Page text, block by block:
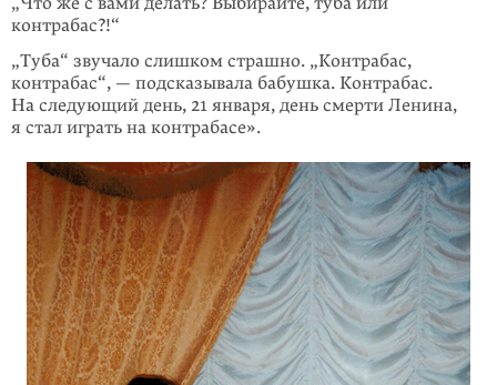
контрабас?!“
„Туба“ звучало слишком страшно. „Контрабас,
контрабас“, — подсказывала бабушка. Контрабас.
На следующий день, 21 января, день смерти Ленина,
я стал играть на контрабасе».